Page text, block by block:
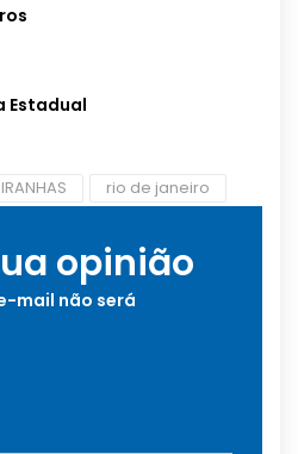
Estadual
rio de janeiro
opinião
mail não será